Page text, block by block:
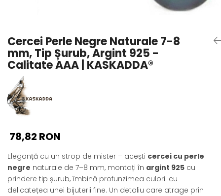
Pandantive cu Perle
Brose cu Perle
Cercei Perle Negre Naturale 7-8
mm, Tip Șurub, Argint 925 -
Calitate AAA | KASKADDA®
78,82 RON
Eleganță cu un strop de mister – acești cercei cu perle
negre naturale de 7–8 mm, montați în argint 925 cu
prindere tip șurub, îmbină profunzimea culorii cu
delicatețea unei bijuterii fine. Un detaliu care atrage prin